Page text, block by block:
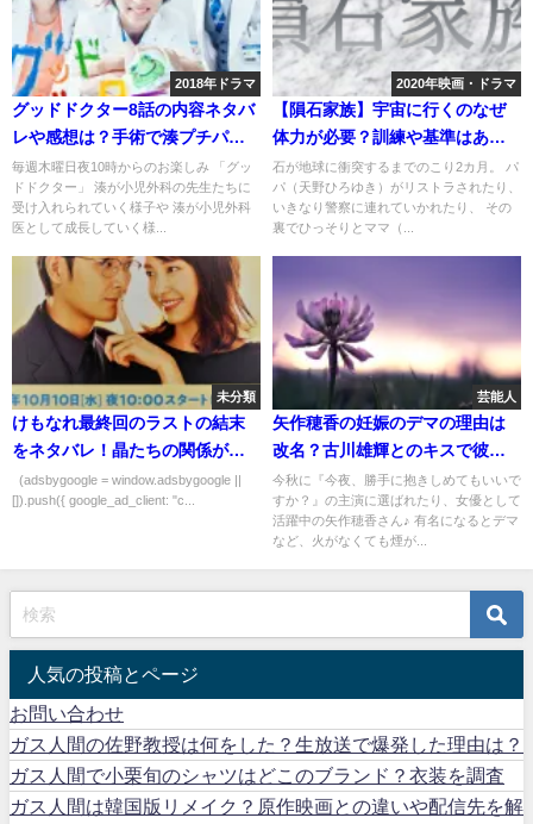
2018年ドラマ
グッドドクター8話の内容ネタバ
レや感想は？手術で湊プチパニ
ック！
毎週木曜日夜10時からのお楽しみ 「グッ
ドドクター」 湊が小児外科の先生たちに
受け入れられていく様子や 湊が小児外科
医として成長していく様...
2020年映画・ドラマ
【隕石家族】宇宙に行くのなぜ
体力が必要？訓練や基準はある
の？
石が地球に衝突するまでのこり2カ月。 パ
パ（天野ひろゆき）がリストラされたり、
いきなり警察に連れていかれたり、 その
裏でひっそりとママ（...
未分類
けもなれ最終回のラストの結末
をネタバレ！晶たちの関係が遂
に完結！
(adsbygoogle = window.adsbygoogle ||
[]).push({ google_ad_client: "c...
芸能人
矢作穂香の妊娠のデマの理由は
改名？古川雄輝とのキスで彼氏
と熱愛の噂も？
今秋に『今夜、勝手に抱きしめてもいいで
すか？』の主演に選ばれたり、女優として
活躍中の矢作穂香さん♪ 有名になるとデマ
など、火がなくても煙が...
人気の投稿とページ
お問い合わせ
ガス人間の佐野教授は何をした？生放送で爆発した理由は？
ガス人間で小栗旬のシャツはどこのブランド？衣装を調査
ガス人間は韓国版リメイク？原作映画との違いや配信先を解